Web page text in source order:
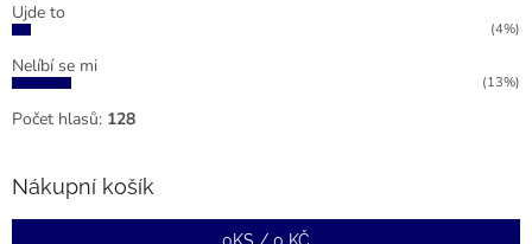
Ujde to
(4%)
Nelíbí se mi
(13%)
Počet hlasů: 128
Nákupní košík